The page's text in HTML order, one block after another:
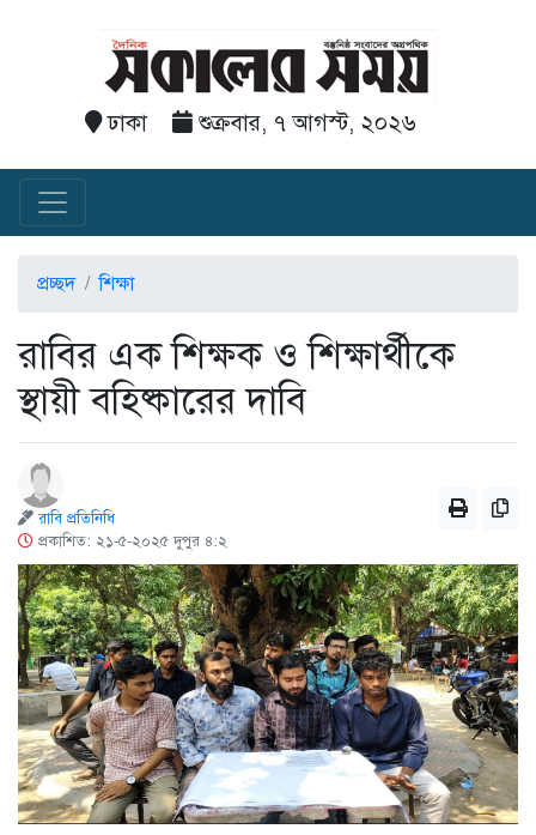
ঢাকা শুক্রবার, ৭ আগস্ট, ২০২৬
প্রচ্ছদ শিক্ষা
রাবির এক শিক্ষক ও শিক্ষার্থীকে
স্থায়ী বহিষ্কারের দাবি
রাবি প্রতিনিধি
প্রকাশিত: ২১-৫-২০২৫ দুপুর ৪:২